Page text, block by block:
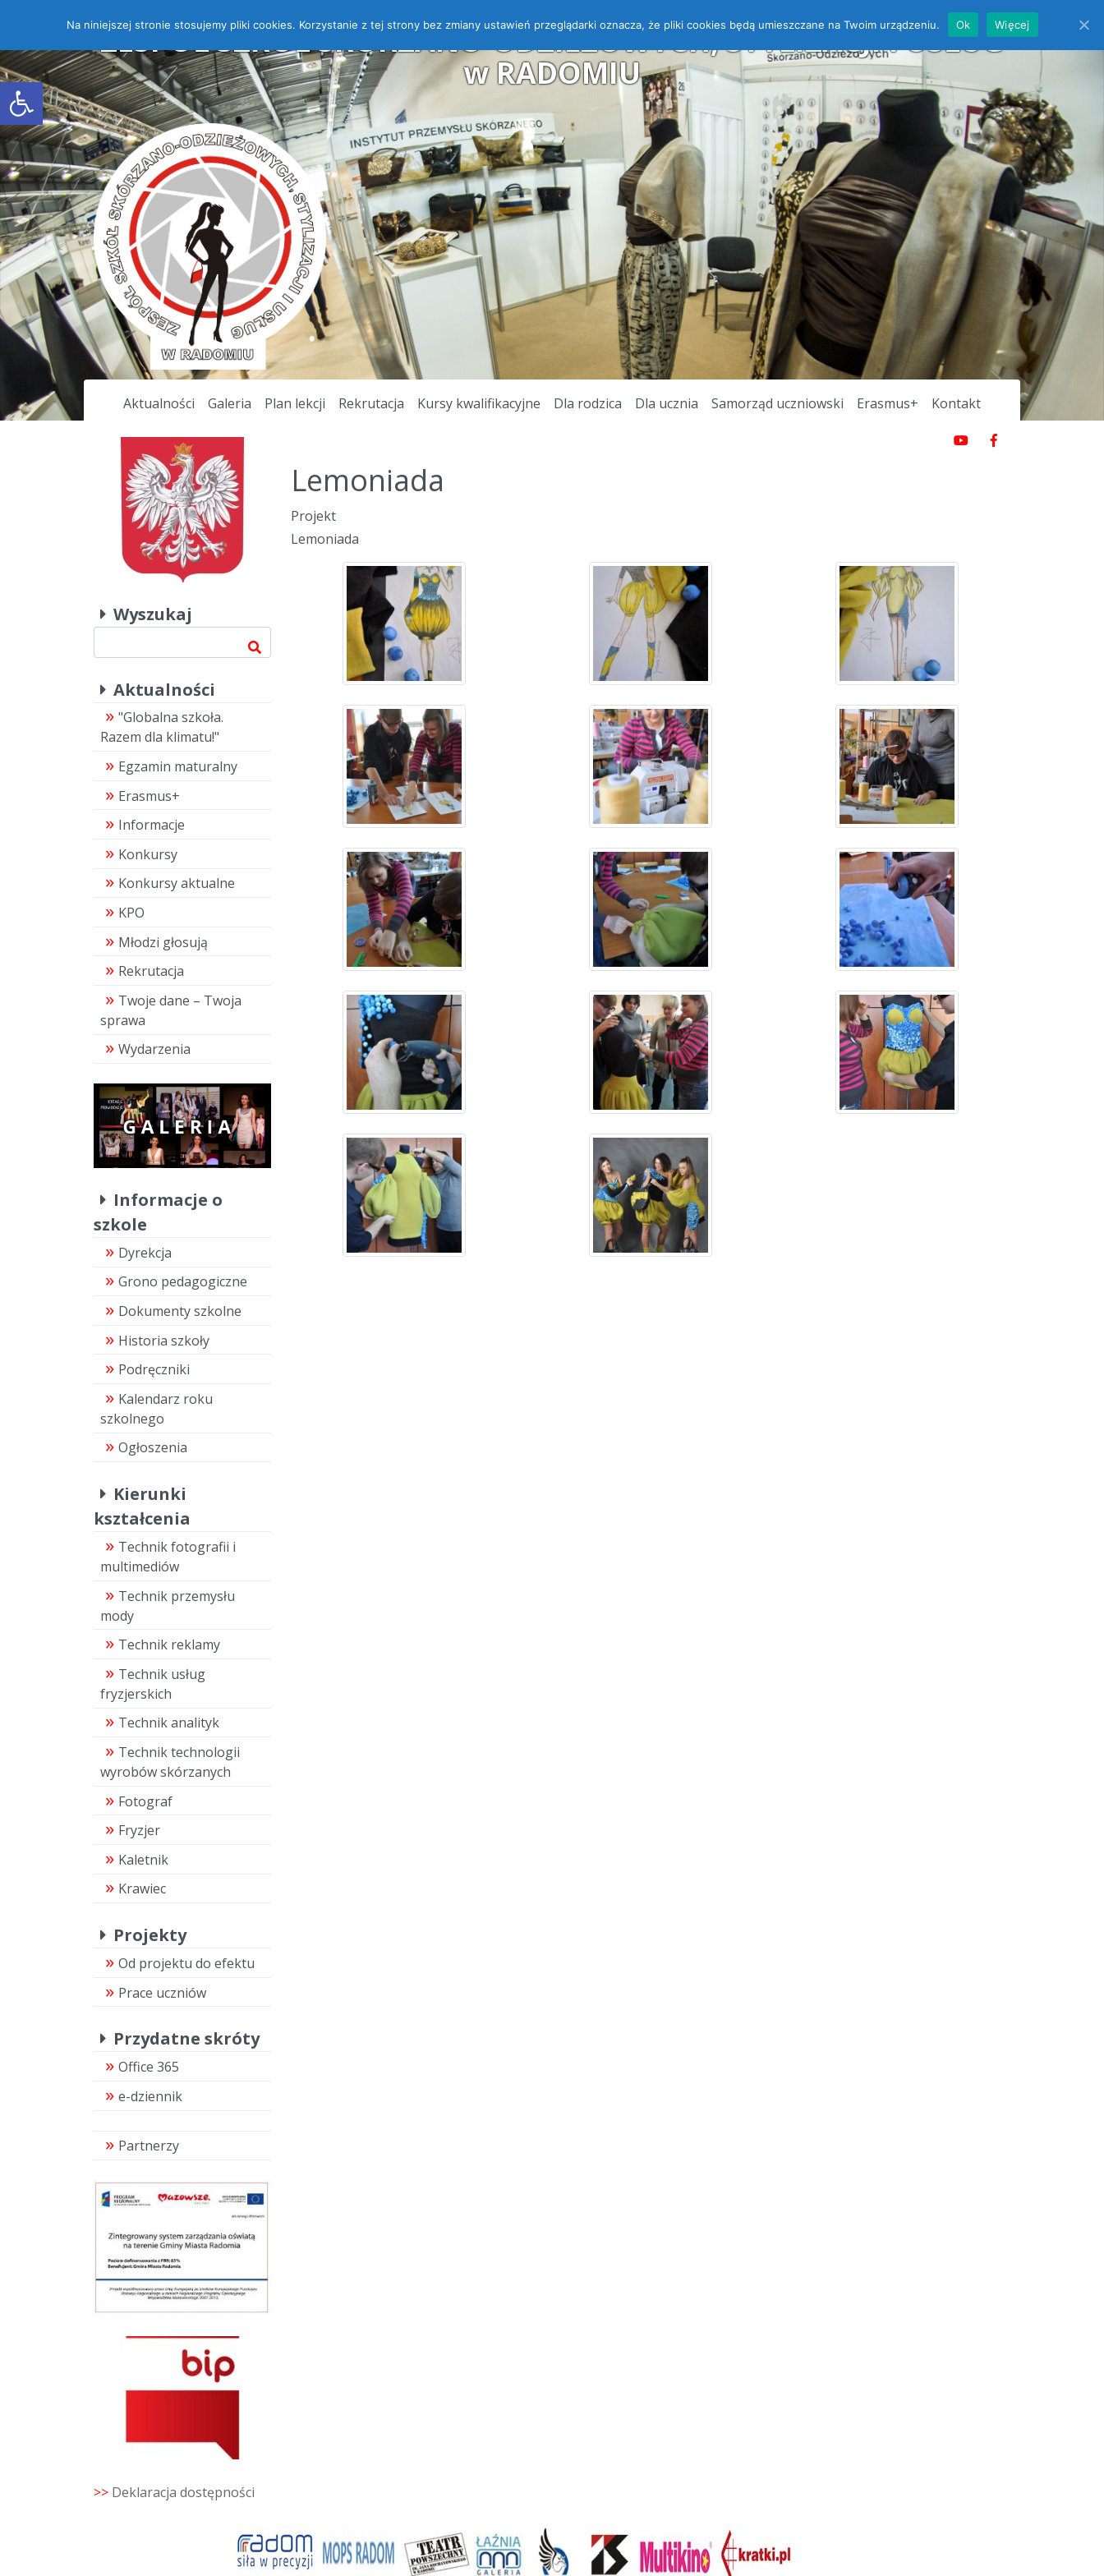
Open toolbar
ZESPÓŁ SZKÓŁ SKÓRZANO-ODZIEŻOWYCH, STYLIZACJI i USŁUG
w RADOMIU
Aktualności Galeria Plan lekcji Rekrutacja Kursy kwalifikacyjne Dla rodzica Dla ucznia Samorząd uczniowski Erasmus+ Kontakt
Wyszukaj
Aktualności
"Globalna szkoła.
Razem dla klimatu!"
Egzamin maturalny
Erasmus+
Informacje
Konkursy
Konkursy aktualne
KPO
Młodzi głosują
Rekrutacja
Twoje dane – Twoja
sprawa
Wydarzenia
Informacje o
szkole
Dyrekcja
Grono pedagogiczne
Dokumenty szkolne
Historia szkoły
Podręczniki
Kalendarz roku
szkolnego
Ogłoszenia
Kierunki
kształcenia
Technik fotografii i
multimediów
Technik przemysłu
mody
Technik reklamy
Technik usług
fryzjerskich
Technik analityk
Technik technologii
wyrobów skórzanych
Fotograf
Fryzjer
Kaletnik
Krawiec
Projekty
Od projektu do efektu
Prace uczniów
Przydatne skróty
Office 365
e-dziennik
Partnerzy
>> Deklaracja dostępności
Lemoniada
Projekt
Lemoniada
Na niniejszej stronie stosujemy pliki cookies. Korzystanie z tej strony bez zmiany ustawień przeglądarki oznacza, że pliki cookies będą umieszczane na Twoim urządzeniu. Ok Więcej